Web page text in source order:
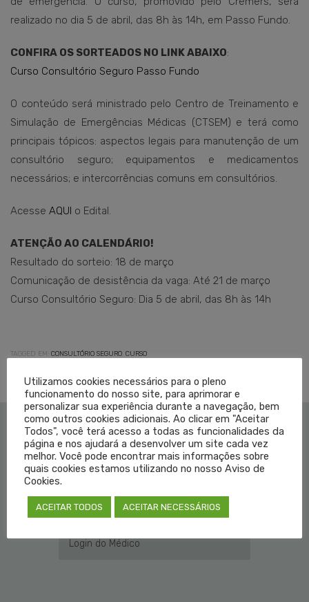
realizado no dia 5 de abril, das 8h às 14h, em Passo Fundo.
CONFIRA OS SORTEADOS NO LINK ABAIXO:
Curso Consultório Seguro Passo Fundo
O conteúdo será ministrado pelo Centro de Treinamento e
Simulação de Emergências Médicas (CTSEM) e terá como
principais tópicos: aspectos legais para manutenção de um
consultório seguro; equipamentos e medicamentos
necessários; e intercorrências comuns em consultórios.
Acesse AQUI o Edital.
ATENÇÃO AO CALENDÁRIO!
Resultado do sorteio: 18 de março
Comunicação de desistência da vaga: Até 21 de março
Curso Consultório Seguro: Dia 5 de abril, das 8h às 14h
TAGGED EM: CONSULTÓRIO SEGURO CURSO
Institucional
Educação Médica
Fale Conosco
Login do Médico
Utilizamos cookies necessários para o pleno
funcionamento do nosso site, para aprimorar e
personalizar sua experiência durante a navegação, bem
como outros cookies adicionais. Ao clicar em "Aceitar
Todos", você terá acesso a todas as funcionalidades da
página e nos ajudará a desenvolver um site cada vez
melhor. Você pode encontrar mais informações sobre
quais cookies estamos utilizando no nosso Aviso de
Cookies.
ACEITAR TODOS ACEITAR NECESSÁRIOS